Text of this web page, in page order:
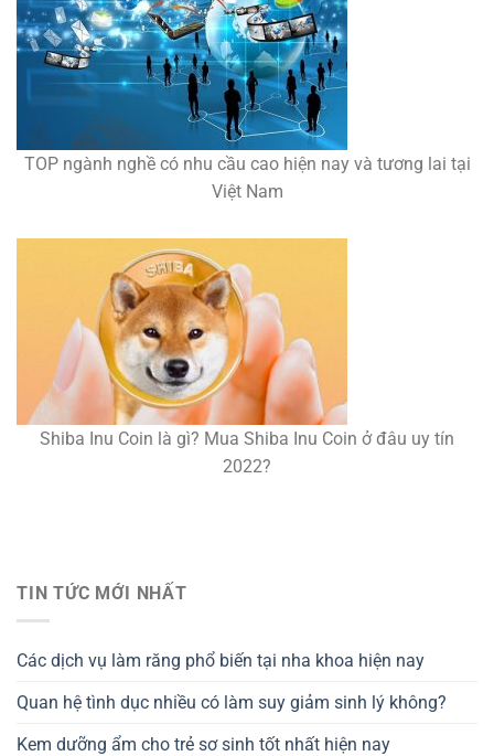
TOP ngành nghề có nhu cầu cao hiện nay và tương lai tại
Việt Nam
Shiba Inu Coin là gì? Mua Shiba Inu Coin ở đâu uy tín
2022?
TIN TỨC MỚI NHẤT
Các dịch vụ làm răng phổ biến tại nha khoa hiện nay
Quan hệ tình dục nhiều có làm suy giảm sinh lý không?
Kem dưỡng ẩm cho trẻ sơ sinh tốt nhất hiện nay